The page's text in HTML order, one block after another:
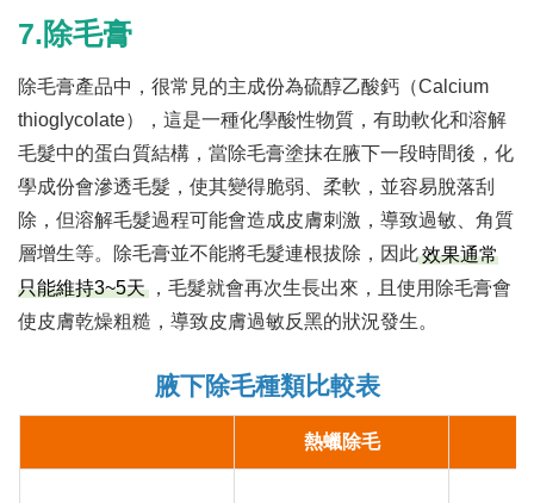
7.除毛膏
除毛膏產品中，很常見的主成份為硫醇乙酸鈣（Calcium
thioglycolate），這是一種化學酸性物質，有助軟化和溶解
毛髮中的蛋白質結構，當除毛膏塗抹在腋下一段時間後，化
學成份會滲透毛髮，使其變得脆弱、柔軟，並容易脫落刮
除，但溶解毛髮過程可能會造成皮膚刺激，導致過敏、角質
層增生等。除毛膏並不能將毛髮連根拔除，因此效果通常
只能維持3~5天 ，毛髮就會再次生長出來，且使用除毛膏會
使皮膚乾燥粗糙，導致皮膚過敏反黑的狀況發生。
腋下除毛種類比較表
熱蠟除毛